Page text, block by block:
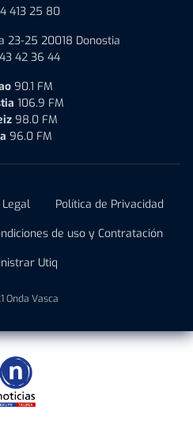
413 25 80
23-25 20018 Donostia
42 36 44
90.1 FM
106.9 FM
98.0 FM
96.0 FM
Política de Privacidad
de uso y Contratación
Utiq
Onda Vasca